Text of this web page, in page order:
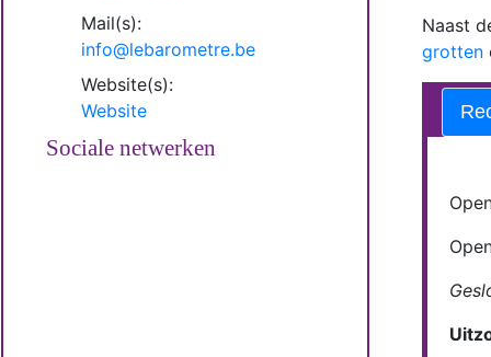
Mail(s):
info@lebarometre.be
Website(s):
Website
Sociale netwerken
Naast
grotten